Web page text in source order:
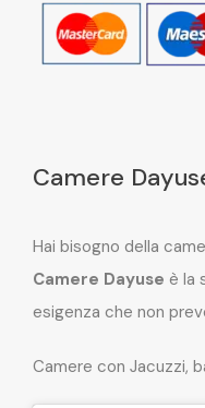
Camere
Hai bisogno della
Camere Dayuse è la
esigenza che non
Camere con Jacuzzi,